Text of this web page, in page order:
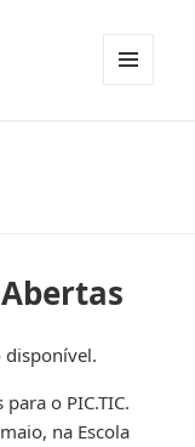
o PIC.TIC.
na Escola